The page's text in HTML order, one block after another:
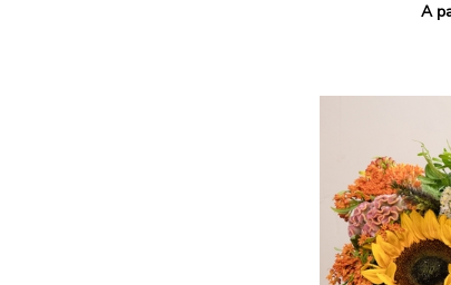
vives pour un
'Tropical
pour leur tenue
incroyables et le
leurs boutons.
Une explosion de
roses fraîches !
A